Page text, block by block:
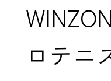
ロテニ